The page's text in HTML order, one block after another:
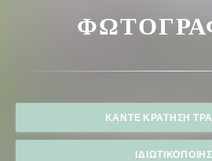
ΚΆΝΤΕ ΚΡΆΤΗΣΗ